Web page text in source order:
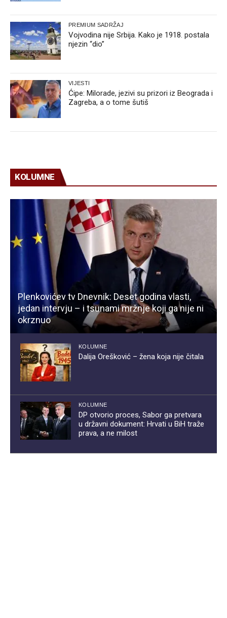
PREMIUM SADRŽAJ
Vojvodina nije Srbija. Kako je 1918. postala
njezin “dio”
VIJESTI
Ćipe: Milorade, jezivi su prizori iz Beograda i
Zagreba, a o tome šutiš
KOLUMNE
Plenkovićev tv Dnevnik: Deset godina vlasti,
jedan intervju – i tsunami mržnje koji ga nije ni
okrznuo
KOLUMNE
Dalija Orešković – žena koja nije čitala
KOLUMNE
DP otvorio proces, Sabor ga pretvara
u državni dokument: Hrvati u BiH traže
prava, a ne milost